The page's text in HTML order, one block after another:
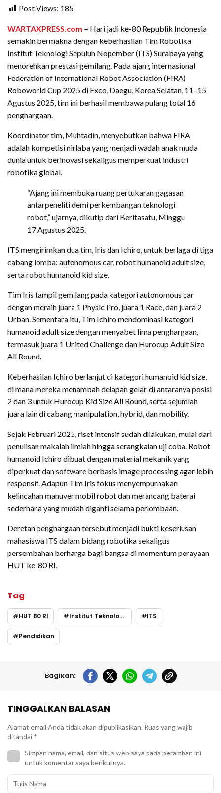
Post Views: 185
WARTAXPRESS.com – Hari jadi ke-80 Republik Indonesia
semakin bermakna dengan keberhasilan Tim Robotika
Institut Teknologi Sepuluh Nopember (ITS) Surabaya yang
menorehkan prestasi gemilang. Pada ajang internasional
Federation of International Robot Association (FIRA)
Roboworld Cup 2025 di Exco, Daegu, Korea Selatan, 11–15
Agustus 2025, tim ini berhasil membawa pulang total 16
penghargaan.
Koordinator tim, Muhtadin, menyebutkan bahwa FIRA
adalah kompetisi nirlaba yang menjadi wadah anak muda
dunia untuk berinovasi sekaligus memperkuat industri
robotika global.
“Ajang ini membuka ruang pertukaran gagasan
antarpeneliti demi perkembangan teknologi
robot,” ujarnya, dikutip dari Beritasatu, Minggu
17 Agustus 2025.
ITS mengirimkan dua tim, Iris dan Ichiro, untuk berlaga di tiga
cabang lomba: autonomous car, robot humanoid adult size,
serta robot humanoid kid size.
Tim Iris tampil gemilang pada kategori autonomous car
dengan meraih juara 1 Physic Pro, juara 1 Race, dan juara 2
Urban. Sementara itu, Tim Ichiro mendominasi kategori
humanoid adult size dengan menyabet lima penghargaan,
termasuk juara 1 United Challenge dan Hurocup Adult Size
All Round.
Keberhasilan Ichiro berlanjut di kategori humanoid kid size,
di mana mereka menambah delapan gelar, di antaranya posisi
2 dan 3 untuk Hurocup Kid Size All Round, serta sejumlah
juara lain di cabang manipulation, hybrid, dan mobility.
Sejak Februari 2025, riset intensif sudah dilakukan, mulai dari
penulisan makalah ilmiah hingga serangkaian uji coba. Robot
humanoid Ichiro dibuat dengan material mekanik yang
diperkuat dan software berbasis image processing agar lebih
responsif. Adapun Tim Iris fokus menyempurnakan
kelincahan manuver mobil robot dan merancang baterai
sederhana yang mudah diganti selama perlombaan.
Deretan penghargaan tersebut menjadi bukti keseriusan
mahasiswa ITS dalam bidang robotika sekaligus
persembahan berharga bagi bangsa di momentum perayaan
HUT ke-80 RI.
Tag
HUT 80 RI Institut Teknologi Sepuluh Nopember ITS
Pendidikan
Bagikan:
TINGGALKAN BALASAN
Alamat email Anda tidak akan dipublikasikan. Ruas yang wajib
ditandai *
Simpan nama, email, dan situs web saya pada peramban ini
untuk komentar saya berikutnya.